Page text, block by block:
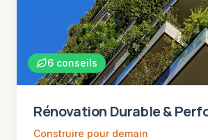
6 conseils
Rénovation Durable &
Construire pour demain